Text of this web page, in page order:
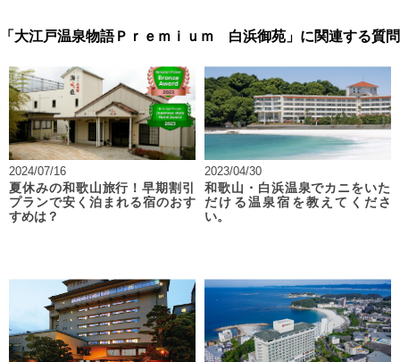
「大江戸温泉物語Ｐｒｅｍｉｕｍ 白浜御苑」に関連する質問
2024/07/16
夏休みの和歌山旅行！早期割引
プランで安く泊まれる宿のおす
すめは？
2023/04/30
和歌山・白浜温泉でカニをいた
だける温泉宿を教えてくださ
い。